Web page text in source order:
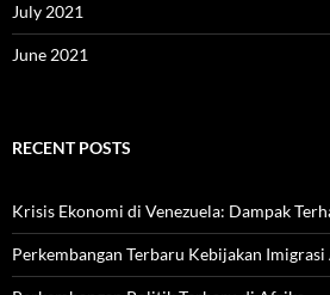
July 2021
June 2021
RECENT POSTS
Krisis Ekonomi di Venezuela: Dampak
Perkembangan Terbaru Kebijakan